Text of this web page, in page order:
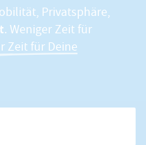
Privatsphäre,
. Weniger Zeit für
Zeit für Deine